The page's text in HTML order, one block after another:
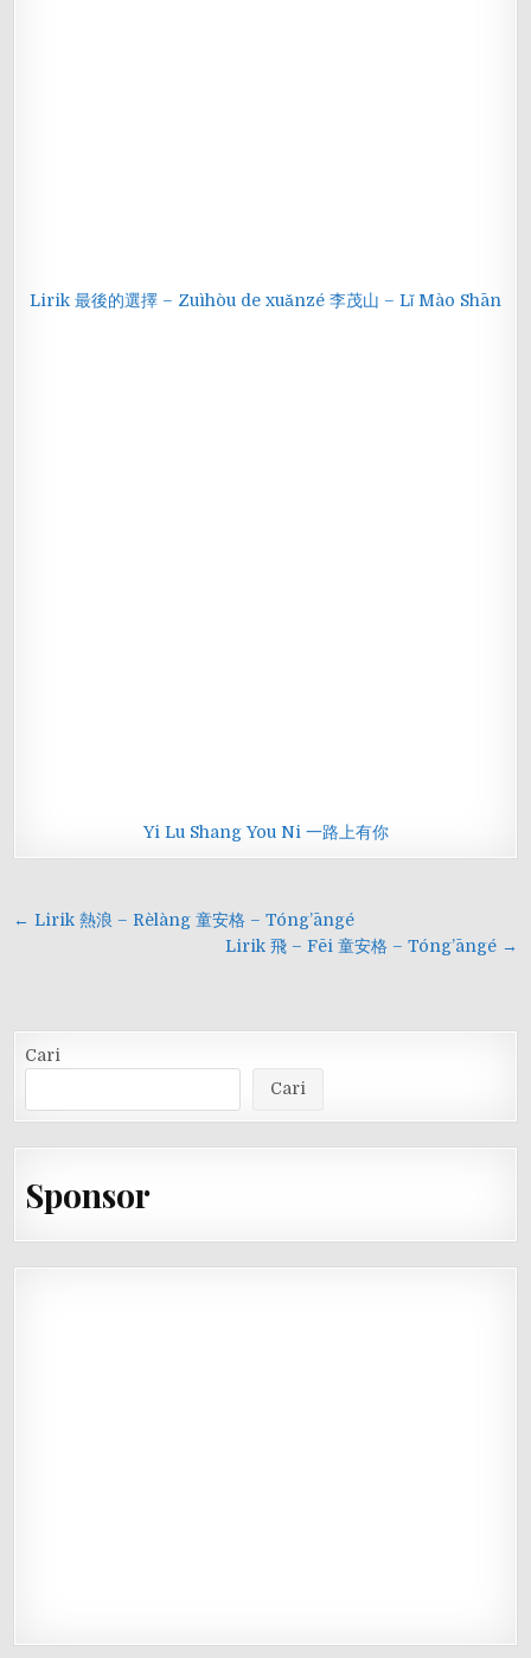
Lirik 最後的選擇 – Zuìhòu de xuǎnzé 李茂山 – Lǐ Mào Shān
Yi Lu Shang You Ni 一路上有你
Navigasi
← Lirik 熱浪 – Rèlàng 童安格 – Tóng’āngé
Lirik 飛 – Fēi 童安格 – Tóng’āngé →
Cari
Cari
Sponsor